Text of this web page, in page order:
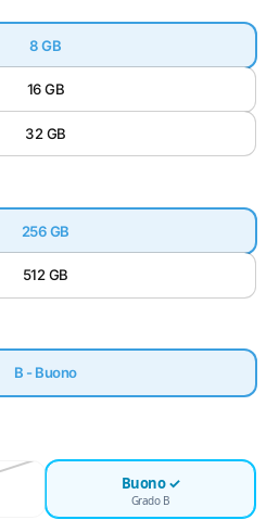
8 GB
16 GB
32 GB
256 GB
512 GB
B - Buono
Buono
Grado B